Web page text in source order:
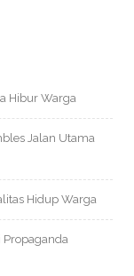
Hibur Warga
Jalan Utama
Hidup Warga
Propaganda